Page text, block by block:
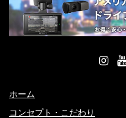
ホーム
コンセプト・こだわり